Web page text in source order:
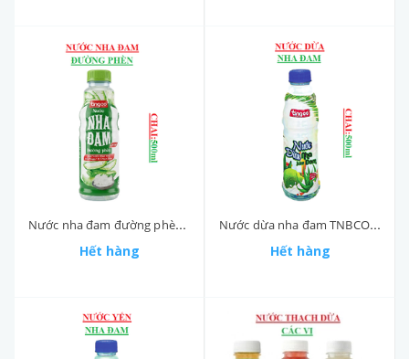
Nước nha đam đường phèn TNBCO Tingco chai (400-:-500)ml
Hết hàng
Nước dừa nha đam TNBCO Tingco chai (400-:-500)ml
Hết hàng